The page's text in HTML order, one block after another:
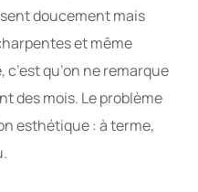
doucement mais
et même
qu’on ne remarque
des mois. Le problème
esthétique : à terme,